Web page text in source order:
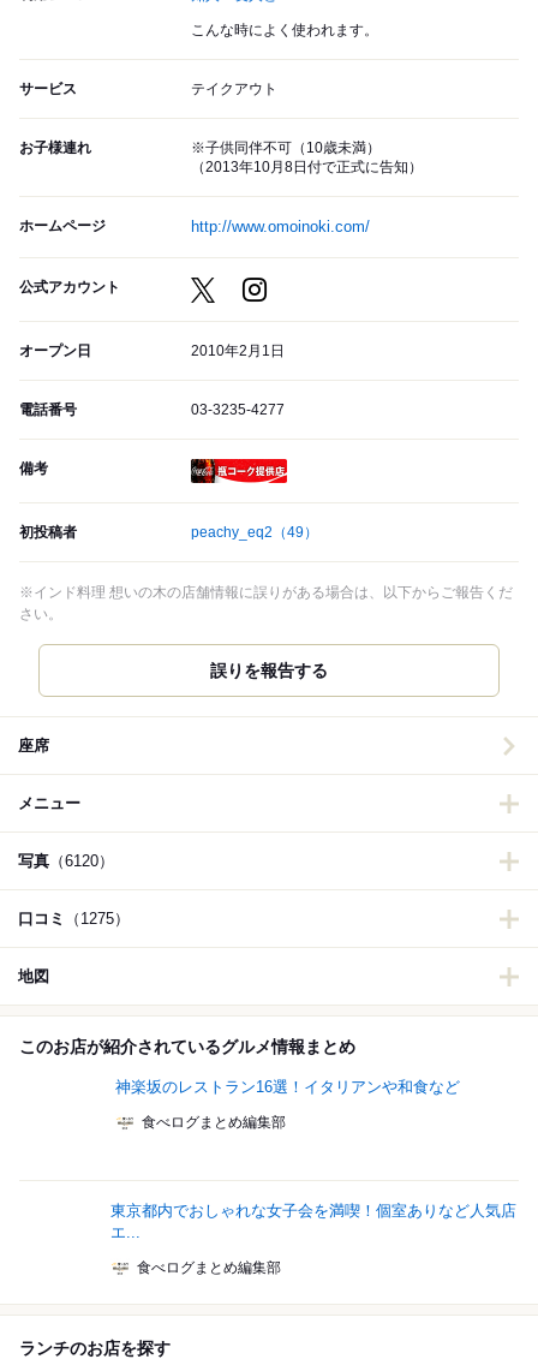
こんな時によく使われます。
サービス テイクアウト
お子様連れ
※子供同伴不可（10歳未満）
（2013年10月8日付で正式に告知）
ホームページ http://www.omoinoki.com/
公式アカウント
オープン日 2010年2月1日
電話番号 03-3235-4277
備考
初投稿者 peachy_eq2 （49）
※インド料理 想いの木の店舗情報に誤りがある場合は、以下からご報告くだ
さい。
誤りを報告する
座席
メニュー
写真 （6120）
口コミ （1275）
地図
このお店が紹介されているグルメ情報まとめ
神楽坂のレストラン16選！イタリアンや和食など
食べログまとめ編集部
東京都内でおしゃれな女子会を満喫！個室ありなど人気店
エ...
食べログまとめ編集部
ランチのお店を探す